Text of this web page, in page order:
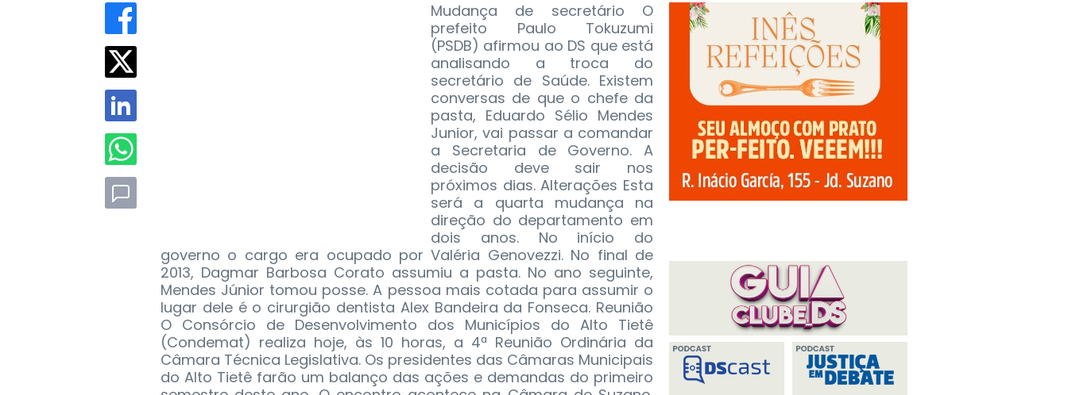
Mudança de secretário O
prefeito Paulo Tokuzumi
(PSDB) afirmou ao DS que está
analisando a troca do
secretário de Saúde. Existem
conversas de que o chefe da
pasta, Eduardo Sélio Mendes
Junior, vai passar a comandar
a Secretaria de Governo. A
decisão deve sair nos
próximos dias. Alterações Esta
será a quarta mudança na
direção do departamento em
dois anos. No início do
governo o cargo era ocupado por Valéria Genovezzi. No final de
2013, Dagmar Barbosa Corato assumiu a pasta. No ano seguinte,
Mendes Júnior tomou posse. A pessoa mais cotada para assumir o
lugar dele é o cirurgião dentista Alex Bandeira da Fonseca. Reunião
O Consórcio de Desenvolvimento dos Municípios do Alto Tietê
(Condemat) realiza hoje, às 10 horas, a 4ª Reunião Ordinária da
Câmara Técnica Legislativa. Os presidentes das Câmaras Municipais
do Alto Tietê farão um balanço das ações e demandas do primeiro